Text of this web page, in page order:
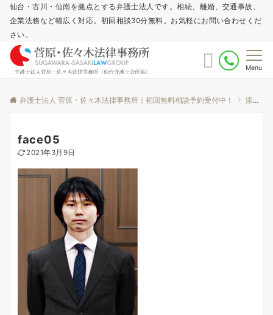
仙台・古川・仙南を拠点とする弁護士法人です。相続、離婚、交通事故、
企業法務など幅広く対応。初回相談30分無料。お気軽にお問い合わせくだ
さい。
Menu
弁護士法人 菅原・佐々木法律事務所｜初回無料相談予約受付中！ 添付ファイル
face05
2021年3月9日